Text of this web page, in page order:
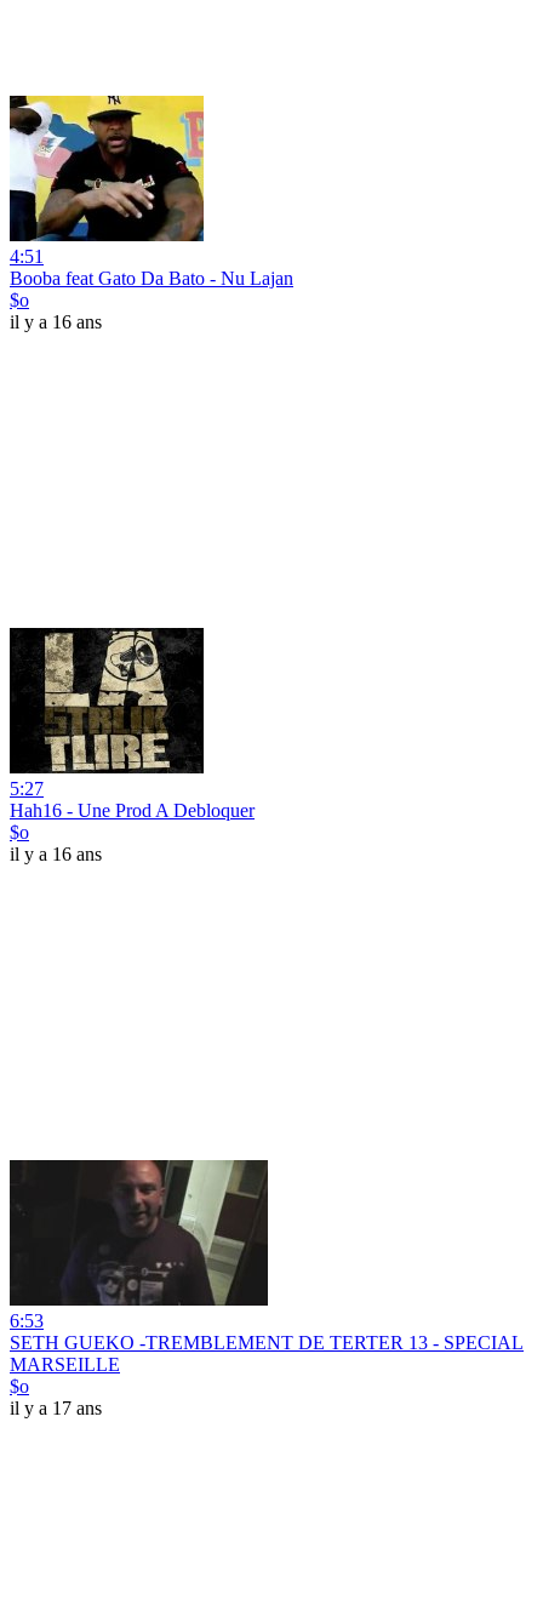
4:51
Booba feat Gato Da Bato - Nu Lajan
$o
il y a 16 ans
5:27
Hah16 - Une Prod A Debloquer
$o
il y a 16 ans
6:53
SETH GUEKO -TREMBLEMENT DE TERTER 13 - SPECIAL
MARSEILLE
$o
il y a 17 ans